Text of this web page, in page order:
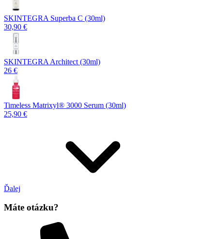
SKINTEGRA Superba C (30ml)
30,90 €
SKINTEGRA Architect (30ml)
26 €
Timeless Matrixyl®️ 3000 Serum (30ml)
25,90 €
Ďalej
Máte otázku?